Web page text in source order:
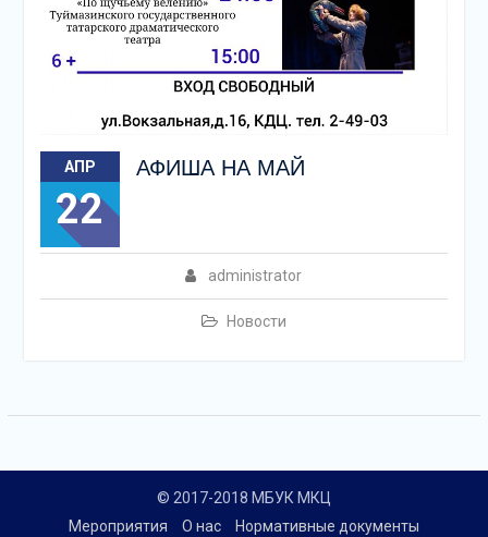
АПР
22
АФИША НА МАЙ
administrator
Новости
© 2017-2018 МБУК МКЦ
Мероприятия
О нас Нормативные документы